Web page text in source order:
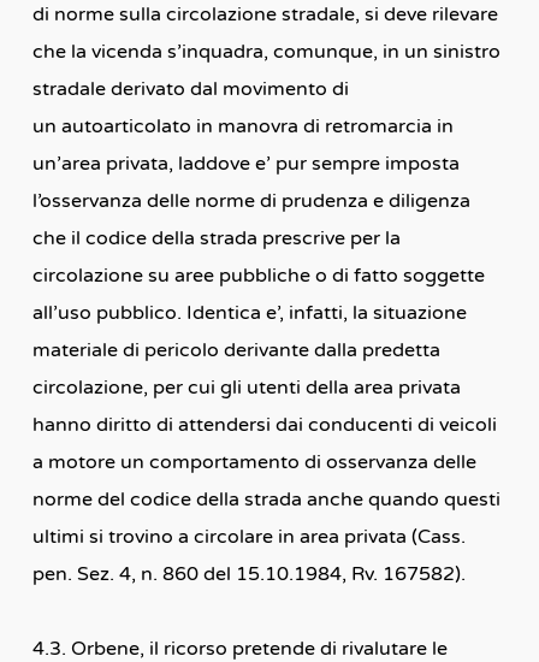
di norme sulla circolazione stradale, si deve rilevare
che la vicenda s’inquadra, comunque, in un sinistro
stradale derivato dal movimento di
un autoarticolato in manovra di retromarcia in
un’area privata, laddove e’ pur sempre imposta
l’osservanza delle norme di prudenza e diligenza
che il codice della strada prescrive per la
circolazione su aree pubbliche o di fatto soggette
all’uso pubblico. Identica e’, infatti, la situazione
materiale di pericolo derivante dalla predetta
circolazione, per cui gli utenti della area privata
hanno diritto di attendersi dai conducenti di veicoli
a motore un comportamento di osservanza delle
norme del codice della strada anche quando questi
ultimi si trovino a circolare in area privata (Cass.
pen. Sez. 4, n. 860 del 15.10.1984, Rv. 167582).
4.3. Orbene, il ricorso pretende di rivalutare le